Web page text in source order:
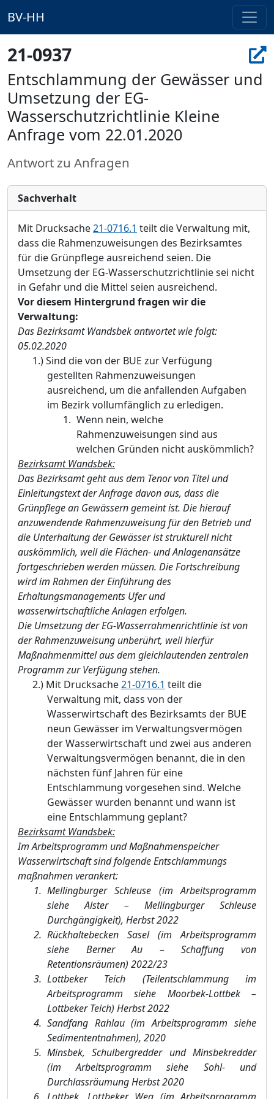
BV-HH
21-0937
Entschlammung der Gewässer und
Umsetzung der EG-
Wasserschutzrichtlinie Kleine
Anfrage vom 22.01.2020
Antwort zu Anfragen
Sachverhalt
Mit Drucksache21-0716.1 teilt die Verwaltung mit,
dass die Rahmenzuweisungen des Bezirksamtes
für die Grünpflege ausreichend seien. Die
Umsetzung der EG-Wasserschutzrichtliniesei nicht
in Gefahr und die Mittel seien ausreichend.
Vor diesem Hintergrund fragen wir die
Verwaltung:
Das Bezirksamt Wandsbek antwortet wie folgt:
05.02.2020
1.)Sind die von der BUE zur Verfügung
gestellten Rahmenzuweisungen
ausreichend, um die anfallenden Aufgaben
im Bezirk vollumfänglich zu erledigen.
Wenn nein, welche
Rahmenzuweisungen sind aus
welchen Gründen nicht auskömmlich?
Bezirksamt Wandsbek:
Das Bezirksamt geht aus dem Tenor von Titel und
Einleitungstext der Anfrage davon aus, dass die
Grünpflege an Gewässern gemeint ist. Die hierauf
anzuwendende Rahmenzuweisung für den Betrieb und
die Unterhaltung der Gewässer ist strukturell nicht
auskömmlich, weil die Flächen- und Anlagenansätze
fortgeschrieben werden müssen. Die Fortschreibung
wird im Rahmen der Einführung des
Erhaltungsmanagements Ufer und
wasserwirtschaftliche Anlagen erfolgen.
Die Umsetzung der EG-Wasserrahmenrichtlinie ist von
der Rahmenzuweisung unberührt, weil hierfür
Maßnahmenmittel aus dem gleichlautenden zentralen
Programm zur Verfügung stehen.
2.) Mit Drucksache21-0716.1 teilt die
Verwaltung mit, dass von der
Wasserwirtschaft des Bezirksamts der BUE
neun Gewässer im Verwaltungsvermögen
der Wasserwirtschaft und zwei aus anderen
Verwaltungsvermögen benannt, die in den
nächsten fünf Jahren für eine
Entschlammung vorgesehen sind. Welche
Gewässer wurden benannt und wann ist
eine Entschlammung geplant?
Bezirksamt Wandsbek:
Im Arbeitsprogramm und Maßnahmenspeicher
Wasserwirtschaft sind folgende Entschlammungs
maßnahmen verankert:
Mellingburger Schleuse (im Arbeitsprogramm
siehe Alster – Mellingburger Schleuse
Durchgängigkeit), Herbst 2022
Rückhaltebecken Sasel (im Arbeitsprogramm
siehe Berner Au – Schaffung von
Retentionsräumen) 2022/23
Lottbeker Teich (Teilentschlammung im
Arbeitsprogramm siehe Moorbek-Lottbek –
Lottbeker Teich) Herbst 2022
Sandfang Rahlau (im Arbeitsprogramm siehe
Sedimententnahmen), 2020
Minsbek, Schulbergredder und Minsbekredder
(im Arbeitsprogramm siehe Sohl- und
Durchlassräumung Herbst 2020